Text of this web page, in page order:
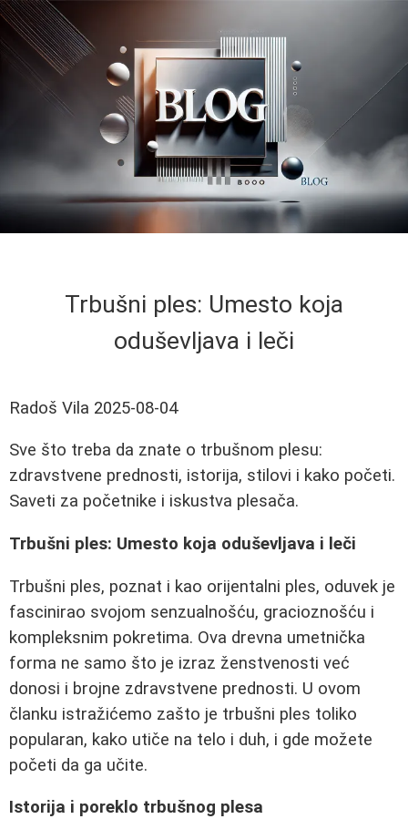
Trbušni ples: Umesto koja
oduševljava i leči
Radoš Vila 2025-08-04
Sve što treba da znate o trbušnom plesu:
zdravstvene prednosti, istorija, stilovi i kako početi.
Saveti za početnike i iskustva plesača.
Trbušni ples: Umesto koja oduševljava i leči
Trbušni ples, poznat i kao orijentalni ples, oduvek je
fascinirao svojom senzualnošću, gracioznošću i
kompleksnim pokretima. Ova drevna umetnička
forma ne samo što je izraz ženstvenosti već
donosi i brojne zdravstvene prednosti. U ovom
članku istražićemo zašto je trbušni ples toliko
popularan, kako utiče na telo i duh, i gde možete
početi da ga učite.
Istorija i poreklo trbušnog plesa